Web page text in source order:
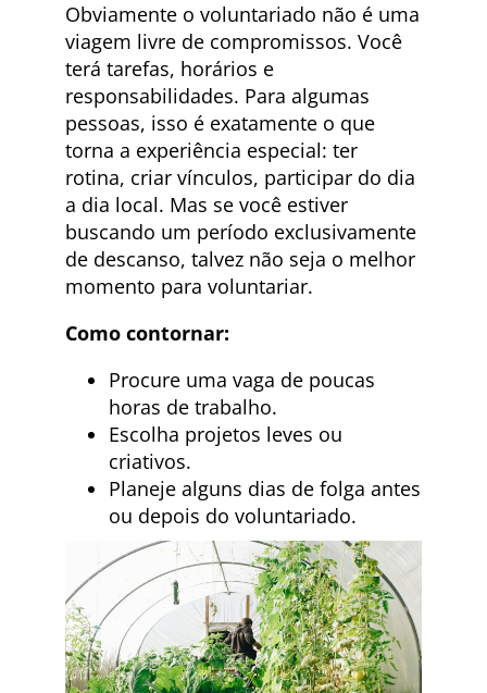
Obviamente o voluntariado não é uma
viagem livre de compromissos. Você
terá tarefas, horários e
responsabilidades. Para algumas
pessoas, isso é exatamente o que
torna a experiência especial: ter
rotina, criar vínculos, participar do dia
a dia local. Mas se você estiver
buscando um período exclusivamente
de descanso, talvez não seja o melhor
momento para voluntariar.
Como contornar:
Procure uma vaga de poucas
horas de trabalho.
Escolha projetos leves ou
criativos.
Planeje alguns dias de folga antes
ou depois do voluntariado.